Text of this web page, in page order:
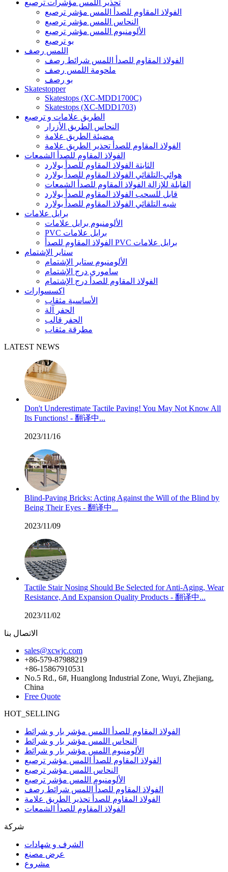
تحذير اللمس مؤشرات ترصيع
الفولاذ المقاوم للصدأ اللمس مؤشر ترصيع
النحاس اللمس مؤشر ترصيع
الألومنيوم اللمس مؤشر ترصيع
بو ترصيع
اللمس رصف
الفولاذ المقاوم للصدأ اللمس شرائط رصف
ملحومة اللمس رصف
بو رصف
Skatestopper
Skatestops (XC-MDD1700C)
Skatestops (XC-MDD1703)
الطريق علامات و ترصيع
النحاس الطريق الأزرار
مضيئة الطريق علامة
الفولاذ المقاوم للصدأ تحذير الطريق علامة
الفولاذ المقاوم للصدأ الشمعات
الثابتة الفولاذ المقاوم للصدأ بولارد
هوائي-التلقائي الفولاذ المقاوم للصدأ بولارد
القابلة للإزالة الفولاذ المقاوم للصدأ الشمعات
قابل للسحب الفولاذ المقاوم للصدأ بولارد
شبه التلقائي الفولاذ المقاوم للصدأ بولارد
برايل علامات
الألومنيوم برايل علامات
PVC برايل علامات
الفولاذ المقاوم للصدأ PVC برايل علامات
ستاير الإشتمام
الألومنيوم ستاير الإشتمام
ساموري درج الإشتمام
الفولاذ المقاوم للصدأ درج الإشتمام
اكسسوارات
الأساسية مثقاب
الحفر آلة
الحفر قالب
مطرقة مثقاب
LATEST NEWS
Don't Underestimate Tactile Paving! You May Not Know All
Its Functions! - 翻译中...
2023/11/16
Blind-Paving Bricks: Acting Against the Will of the Blind by
Being Their Eyes - 翻译中...
2023/11/09
Tactile Stair Nosing Should Be Selected for Anti-Aging, Wear
Resistance, And Expansion Quality Products - 翻译中...
2023/11/02
الاتصال بنا
sales@xcwjc.com
+86-579-87988219
+86-15867910531
No.5 Rd., 6#, Huanglong Industrial Zone, Wuyi, Zhejiang,
China
Free Quote
HOT_SELLING
الفولاذ المقاوم للصدأ اللمس مؤشر بار و شرائط
النحاس اللمس مؤشر بار و شرائط
الألومنيوم اللمس مؤشر بار و شرائط
الفولاذ المقاوم للصدأ اللمس مؤشر ترصيع
النحاس اللمس مؤشر ترصيع
الألومنيوم اللمس مؤشر ترصيع
الفولاذ المقاوم للصدأ اللمس شرائط رصف
الفولاذ المقاوم للصدأ تحذير الطريق علامة
الفولاذ المقاوم للصدأ الشمعات
شركة
الشرف و شهادات
عرض مصنع
مشروع